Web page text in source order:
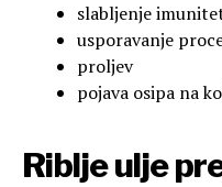
slabljenje
usporavanje
proljev
pojava osipa na
Riblje ulje